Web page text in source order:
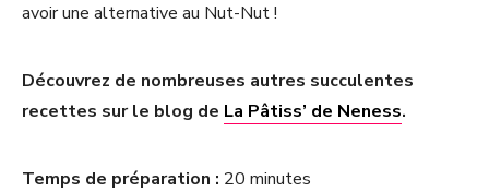
avoir une alternative au Nut-Nut !
Découvrez de nombreuses autres succulentes
recettes sur le blog de La Pâtiss’ de Neness.
Temps de préparation : 20 minutes